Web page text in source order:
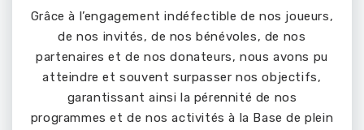
Grâce à l’engagement indéfectible de nos joueurs,
de nos invités, de nos bénévoles, de nos
partenaires et de nos donateurs, nous avons pu
atteindre et souvent surpasser nos objectifs,
garantissant ainsi la pérennité de nos
programmes et de nos activités à la Base de plein